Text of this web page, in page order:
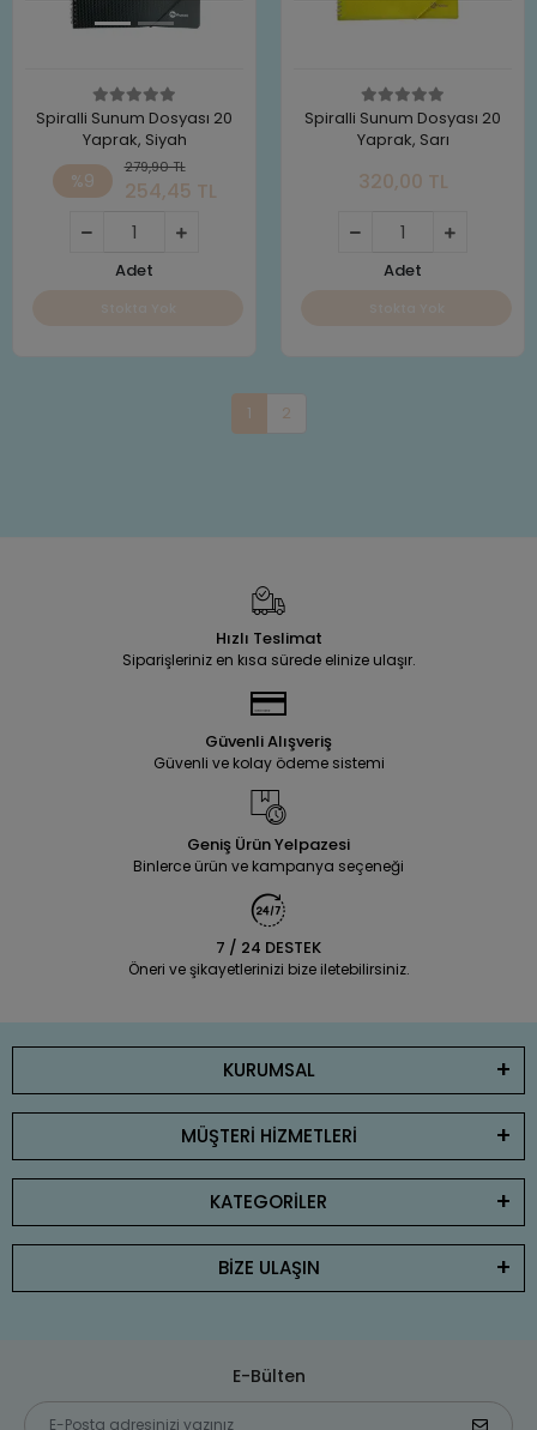
Spiralli Sunum Dosyası 20
Yaprak, Siyah
%9
279,90 TL
254,45 TL
Adet
Spiralli Sunum Dosyası 20
Yaprak, Sarı
320,00 TL
Adet
1 2
Hızlı Teslimat
Siparişleriniz en kısa sürede elinize ulaşır.
Güvenli Alışveriş
Güvenli ve kolay ödeme sistemi
Geniş Ürün Yelpazesi
Binlerce ürün ve kampanya seçeneği
7 / 24 DESTEK
Öneri ve şikayetlerinizi bize iletebilirsiniz.
KURUMSAL
MÜŞTERİ HİZMETLERİ
KATEGORİLER
BİZE ULAŞIN
E-Bülten